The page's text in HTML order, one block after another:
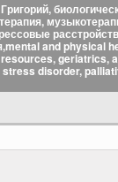
and physical
geriatrics,
disorder,